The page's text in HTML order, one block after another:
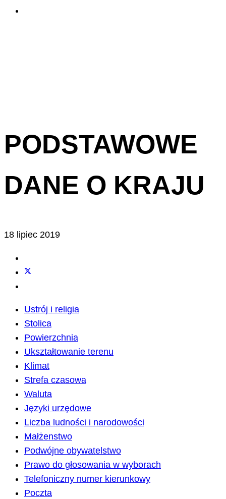
PODSTAWOWE
DANE O KRAJU
18 lipiec 2019
Ustrój i religia
Stolica
Powierzchnia
Ukształtowanie terenu
Klimat
Strefa czasowa
Waluta
Języki urzędowe
Liczba ludności i narodowości
Małżenstwo
Podwójne obywatelstwo
Prawo do głosowania w wyborach
Telefoniczny numer kierunkowy
Poczta